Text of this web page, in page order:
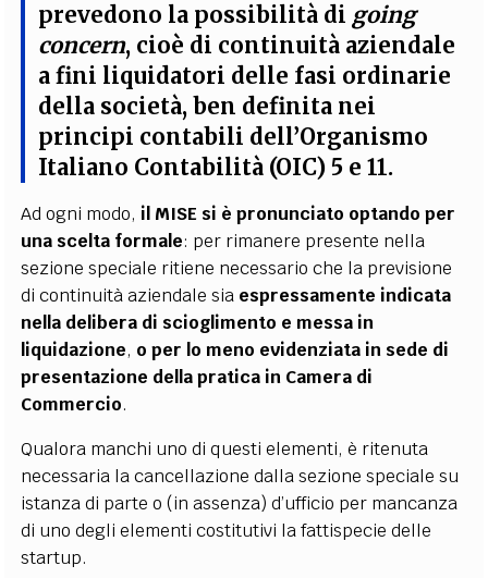
prevedono la possibilità di going
concern, cioè di continuità aziendale
a fini liquidatori delle fasi ordinarie
della società, ben definita nei
principi contabili dell’Organismo
Italiano Contabilità (OIC) 5 e 11.
Ad ogni modo, il MISE si è pronunciato optando per
una scelta formale: per rimanere presente nella
sezione speciale ritiene necessario che la previsione
di continuità aziendale sia espressamente indicata
nella delibera di scioglimento e messa in
liquidazione, o per lo meno evidenziata in sede di
presentazione della pratica in Camera di
Commercio.
Qualora manchi uno di questi elementi, è ritenuta
necessaria la cancellazione dalla sezione speciale su
istanza di parte o (in assenza) d’ufficio per mancanza
di uno degli elementi costitutivi la fattispecie delle
startup.